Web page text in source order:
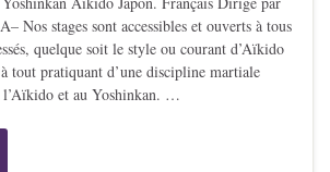
Nos stages sont accessibles et ouverts à tous
quelque soit le style ou courant d’Aïkido
tout pratiquant d’une discipline martiale
l’Aïkido et au Yoshinkan. …